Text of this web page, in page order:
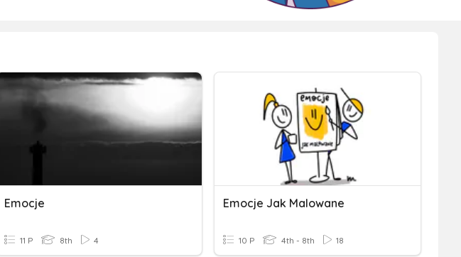
Emocje
11 P 8th 4
Emocje Jak Malowane
10 P 4th - 8th 18